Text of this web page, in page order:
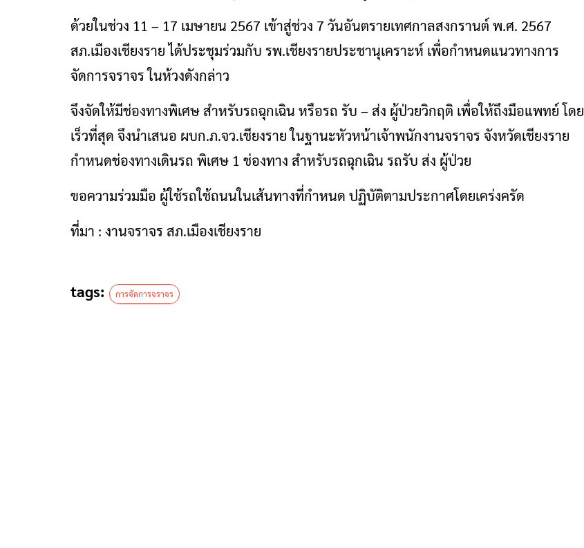
ด้วยในช่วง 11 – 17 เมษายน 2567 เข้าสู่ช่วง 7 วันอันตรายเทศกาลสงกรานต์ พ.ศ. 2567
สภ.เมืองเชียงรายได้ประชุมร่วมกับ รพ.เชียงรายประชานุเคราะห์ เพื่อกำหนดแนวทางการ
จัดการจราจร ในห้วงดังกล่าว
จึงจัดให้มีช่องทางพิเศษ สำหรับรถฉุกเฉิน หรือรถ รับ – ส่ง ผู้ป่วยวิกฤติ เพื่อให้ถึงมือแพทย์ โดย
เร็วที่สุด จึงนำเสนอ ผบก.ภ.จว.เชียงราย ในฐานะหัวหน้าเจ้าพนักงานจราจร จังหวัดเชียงราย
กำหนดช่องทางเดินรถ พิเศษ 1 ช่องทาง สำหรับรถฉุกเฉิน รถรับ ส่ง ผู้ป่วย
ขอความร่วมมือ ผู้ใช้รถใช้ถนนในเส้นทางที่กำหนด ปฏิบัติตามประกาศโดยเคร่งครัด
ที่มา : งานจราจร สภ.เมืองเชียงราย
tags: การจัดการจราจร